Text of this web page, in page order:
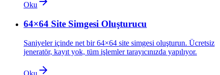
Oku
64×64 Site Simgesi Oluşturucu
Saniyeler içinde net bir 64×64 site simgesi oluşturun. Ücretsiz
jeneratör, kayıt yok, tüm işlemler tarayıcınızda yapılıyor.
Oku